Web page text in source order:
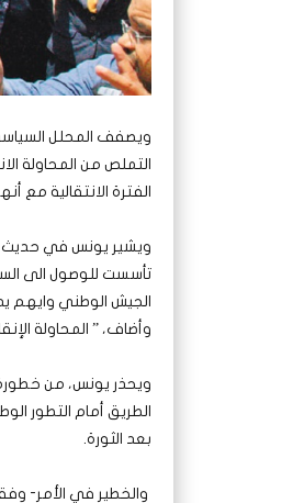
ويصفف المحلل
التملص من المحاولة
الفترة الانتقالية
ويشير يونس في حديث
تأسست للوصول الى
الجيش الوطني
وأضاف، ” المحاولة
ويحذر يونس، من
الطريق أمام التطور
بعد الثورة.
والخطير في الأمر-